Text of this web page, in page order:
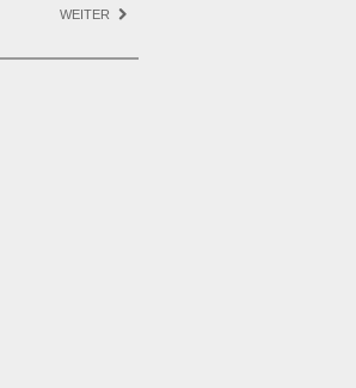
WEITER